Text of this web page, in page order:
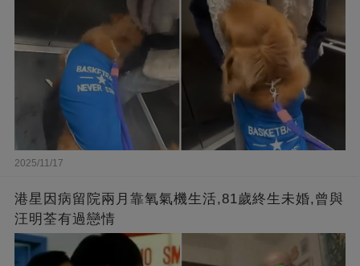
2025/11/17
港星因病留院兩月靠氧氣機生活,81歲終生未婚,曾與
汪明荃有過戀情